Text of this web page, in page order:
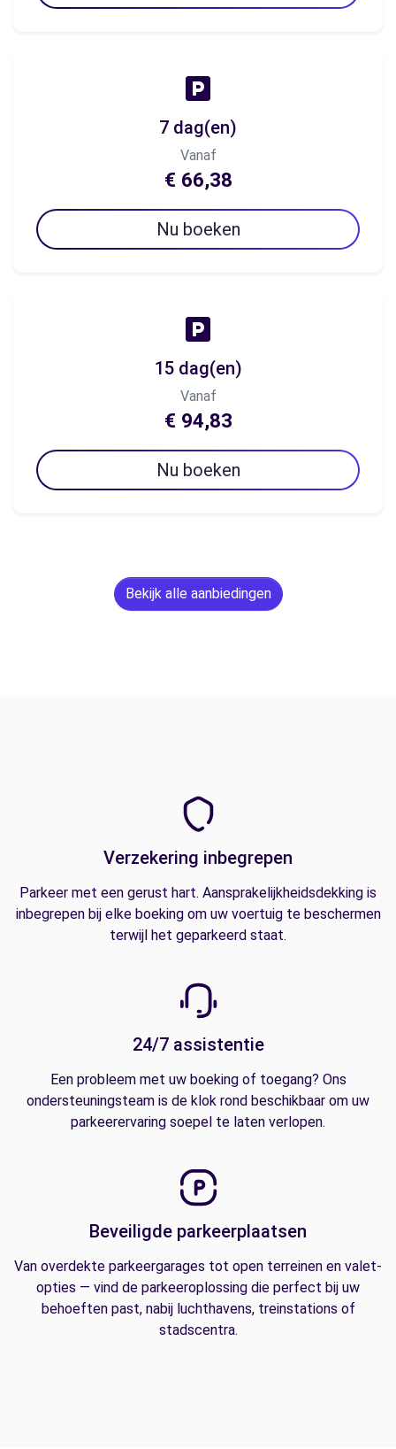
7 dag(en)
Vanaf
€ 66,38
Nu boeken
15 dag(en)
Vanaf
€ 94,83
Nu boeken
Bekijk alle aanbiedingen
Verzekering inbegrepen
Parkeer met een gerust hart. Aansprakelijkheidsdekking is
inbegrepen bij elke boeking om uw voertuig te beschermen
terwijl het geparkeerd staat.
24/7 assistentie
Een probleem met uw boeking of toegang? Ons
ondersteuningsteam is de klok rond beschikbaar om uw
parkeerervaring soepel te laten verlopen.
Beveiligde parkeerplaatsen
Van overdekte parkeergarages tot open terreinen en valet-
opties — vind de parkeeroplossing die perfect bij uw
behoeften past, nabij luchthavens, treinstations of
stadscentra.